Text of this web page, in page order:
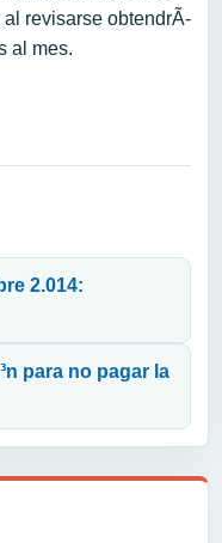
al revisarse obtendrÃ­
al mes.
2.014:
para no pagar la